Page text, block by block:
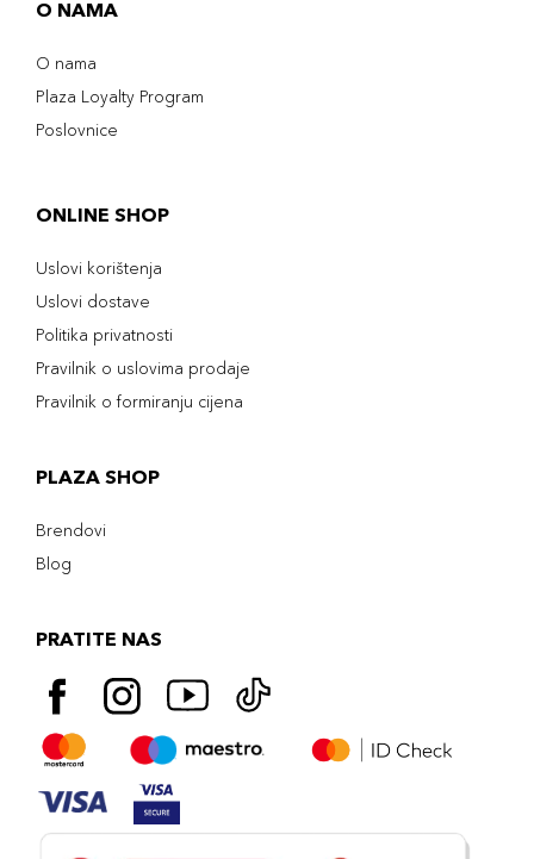
O NAMA
O nama
Plaza Loyalty Program
Poslovnice
ONLINE SHOP
Uslovi korištenja
Uslovi dostave
Politika privatnosti
Pravilnik o uslovima prodaje
Pravilnik o formiranju cijena
PLAZA SHOP
Brendovi
Blog
PRATITE NAS